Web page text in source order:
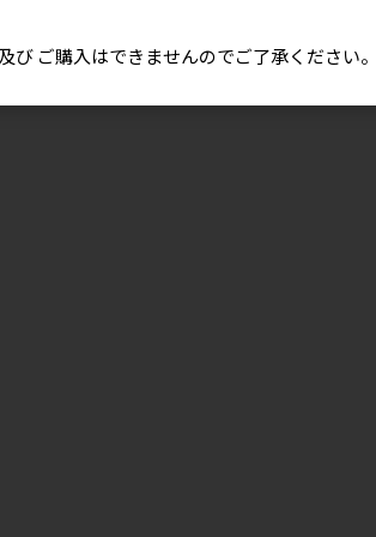
び ご購入はできませんのでご了承ください